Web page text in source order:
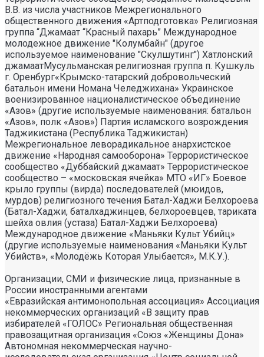
В.В. из числа участников Межрегионального
общественного движения «Артподготовка» Религиозная
группа “Джамаат “Красный пахарь” Международное
молодежное движение "Колумбайн" (другое
используемое наименование "Скулшутинг") Хатлонский
джамаатМусульманская религиозная группа п. Кушкуль
г. Оренбург«Крымско-татарский добровольческий
батальон имени Номана Челеджихана» Украинское
военизированное националистическое объединение
«Азов» (другие используемые наименования: батальон
«Азов», полк «Азов») Партия исламского возрождения
Таджикистана (Республика Таджикистан)
Межрегиональное леворадикальное анархистское
движение «Народная самооборона» Террористическое
сообщество «Дуббайский джамаат» Террористическое
сообщество – «московская ячейка» МТО «ИГ» Боевое
крыло группы (вирда) последователей (мюидов,
мурдов) религиозного течения Батал-Хаджи Белхороева
(Батал-Хаджи, баталхаджинцев, белхороевцев, тариката
шейха овлия (устаза) Батал-Хаджи Белхороева)
Международное движение «Маньяки Культ Убийц»
(другие используемые наименования «Маньяки Культ
Убийств», «Молодёжь Которая Улыбается», М.К.У.).
Организации, СМИ и физические лица, признанные в
России иностранными агентами
«Евразийская антимонопольная ассоциация» Ассоциация некоммерческих организаций «В защиту прав избирателей «ГОЛОС» Региональная общественная правозащитная организация «Союз «Женщины Дона» Автономная некоммерческая научно- исследовательская организация «Центр социальной политики и гендерных исследований» Региональная общественная организация в защиту демократических прав и свобод «ГОЛОС» Некоммерческая организация Фонд «Костромской центр поддержки общественных инициатив» Калининградская региональная общественная организация «Экозащита!-Женсовет» Фонд содействия защите прав и свобод граждан «Общественный вердикт» Межрегиональная общественная организация Правозащитный Центр «Мемориал» Автономная некоммерческая организация «Юристы за конституционные права и свободы» Межрегиональная Ассоциация правозащитных общественных объединений «Правозащитная ассоциация» Санкт-Петербургская региональная общественная правозащитная организация «Солдатские матери Санкт-Петербурга» Фонд «Институт Развития Свободы Информации» Автономная некоммерческая организация «Научный центр международных исследований «ПИР» Ассоциация «Партнерство для развития» (Саратовская региональная общественная благотворительная организация) Частное учреждение «Информационное агентство МЕМО. РУ» Некоммерческое партнерство «Институт региональной прессы» Автономная некоммерческая организация «Московская школа гражданского просвещения» Архангельская региональная общественная организация социально- психологической и правовой помощи лесбиянкам, геям, бисексуалам и трансгендерам (ЛГБТ) «Ракурс» Карачаево-Черкесская Республиканская молодежная общественная организация «Союз молодых политологов» Общероссийское общественное движение защиты прав человека «За права человека» Краснодарская краевая общественная организация выпускников вузов Калининградская региональная общественная организация «Правозащитный центр» Региональная общественная организация «Общественная комиссия по сохранению наследия академика Сахарова» Санкт-Петербургская правозащитная общественная организация «Лига избирательниц» Фонд поддержки свободы прессы Санкт-Петербургская общественная правозащитная организация «Гражданский контроль» Автономная некоммерческая организация информационных и правовых услуг «Ресурсный правозащитный центр» Межрегиональная общественная правозащитная организация «Человек и Закон» Автономная некоммерческая организация «Центр социального проектирования «Возрождение» Межрегиональная общественная организация «Информационно- просветительский центр «Мемориал» Межрегиональная общественная организация «Комитет против пыток» «Частное учреждение в Санкт- Петербурге по административной поддержке реализации программ и проектов Совета Министров северных стран» Автономная некоммерческая правозащитная организация «Молодежный центр консультации и тренинга» Еврейское областное региональное отделение Общероссийской общественной организации «Муниципальная Академия» Некоммерческое партнерство «Институт развития прессы-Сибирь» Мурманская региональная общественная организация «Центр социально-психологической помощи и правовой поддержки жертв дискриминации и гомофобии «Максимум» Межрегиональный общественный фонд содействия развитию гражданского общества «ГОЛОС – Поволжье» Межрегиональная благотворительная общественная организация «Сибирский экологический центр» Фонд «Центр гражданского анализа и независимых исследований «ГРАНИ» Городская общественная организация «Самарский центр гендерных исследований» Региональный Фонд «Центр Защиты Прав Средств Массовой Информации» Челябинский региональный благотворительный общественный фонд «За природу» Челябинское региональное экологическое общественное движение «За природу» Общественное региональное движение «Новгородский Женский Парламент» Самарская региональная общественная организация содействия гармонизации межнациональных отношений «АЗЕРБАЙДЖАН» Мурманская региональная молодежная общественная организация «Гуманистическое движение молодежи» Мурманская региональная общественная экологическая организация «Беллона-Мурманск» Частное учреждение дополнительного профессионального образования «Учебный центр экологии и безопасности» Фонд поддержки социальных проектов «Миграция XXI век» Ростовская городская общественная организация «ЭКО-ЛОГИКА» Автономная некоммерческая организация «Центр антикоррупционных исследований и инициатив «Трансперенси Интернешнл-Р» Озерская городская социально- экологическая общественная организация «Планета надежд» Новосибирский областной общественный фонд «Фонд защиты прав потребителей» Региональная общественная благотворительная организация помощи беженцам и мигрантам «Гражданское содействие» Фонд поддержки расследовательской журналистики – Фонд 19/29 Калининградская региональная общественная организация информационно-правовых программ «Женская лига» Автономная некоммерческая организация «Мемориальный центр истории политических репрессий «Пермь-36» Ассоциация «Экспертно-правовое партнерство «Союз» Некоммерческое партнерство «Клуб бухгалтеров и аудиторов некоммерческих организаций» «Частное учреждение в Калининграде по административной поддержке реализации программ и проектов Совета Министров северных стран» Межрегиональная благотворительная общественная организация «Центр развития некоммерческих организаций» Негосударственное образовательное учреждение дополнительного профессионального образования (повышение квалификации) специалистов «АКАДЕМИЯ ПО ПРАВАМ ЧЕЛОВЕКА» Свердловская региональная общественная организация «Сутяжник» Нижегородская региональная общественная организация «Экологический центр «Дронт» ФОНД НЕКОММЕРЧЕСКИХ ПРОГРАММ ДМИТРИЯ ЗИМИНА «ДИНАСТИЯ» НЕКОММЕРЧЕСКАЯ ОРГАНИЗАЦИЯ НАУЧНЫЙ ФОНД ТЕОРЕТИЧЕСКИХ И ПРИКЛАДНЫХ ИССЛЕДОВАНИЙ «ЛИБЕРАЛЬНАЯ МИССИЯ» Территориальное объединение работодателей «Ефремовский районный союз промышленников и предпринимателей» Региональная общественная организация «Центр независимых исследователей Республики Алтай» ФОНД "СИБИРСКИЙ ЦЕНТР ПОДДЕРЖКИ ОБЩЕСТВЕННЫХ ИНИЦИАТИВ" РЕСПУБЛИКАНСКАЯ МОЛОДЕЖНАЯ ОБЩЕСТВЕННАЯ ОРГАНИЗАЦИЯ «НУОРИ КАРЬЯЛА» («МОЛОДАЯ КАРЕЛИЯ) МЕЖРЕГИОНАЛЬНЫЙ ОБЩЕСТВЕННЫЙ ФОНД МИРА НА ЮГЕ И СЕВЕРНОМ КАВКАЗЕ Автономная некоммерческая организация «Центр независимых социологических исследований» Автономная некоммерческая организация «Центр информации «ФРИИНФОРМ» Региональная общественная организация содействия охране репродуктивного здоровья граждан «Народонаселение и Развитие» Алтайская краевая общественная организация «Геблеровское экологическое общество» АССОЦИАЦИЯ «СОДЕЙСТВИЕ В ПРАВОВОЙ ЗАЩИТЕ НАСЕЛЕНИЯ «ПРАВОВАЯ ОСНОВА» Межрегиональная общественная организация «Северная природоохранная коалиция» КОМИ РЕГИОНАЛЬНАЯ ОБЩЕСТВЕННАЯ ОРГАНИЗАЦИЯ «КОМИССИЯ ПО ЗАЩИТЕ ПРАВ ЧЕЛОВЕКА «МЕМОРИАЛ» Алтайский краевой эколого- культурный общественный фонд «Алтай-21век» МЕЖРЕГИОНАЛЬНЫЙ ОБЩЕСТВЕННЫЙ ФОНД СОДЕЙСТВИЯ РАЗВИТИЮ ГРАЖДАНСКОГО ОБЩЕСТВА «ГОЛОС – УРАЛ» ФОНД ПОДДЕРЖКИ СРЕДСТВ МАССОВОЙ ИНФОРМАЦИИ «СРЕДА» Нижегородская областная социально- экологическая общественная организация «Зеленый мир» ФОНД «ГРАЖДАНСКОЕ ДЕЙСТВИЕ» Некоммерческое партнерство «Альянс фондов местных сообществ Пермского края» Кабардино-Балкарский республиканский общественный правозащитный центр Региональное отделение Общероссийского общественного движения «За права человека» ЧЕЧЕНСКАЯ РЕГИОНАЛЬНАЯ ОБЩЕСТВЕННАЯ ОРГАНИЗАЦИЯ «ПРАВОЗАЩИТНЫЙ ЦЕНТР ЧЕЧЕНСКОЙ РЕСПУБЛИКИ» Межрегиональный общественный экологический фонд «ИСАР-СИБИРЬ» ОБЩЕСТВЕННАЯ ОРГАНИЗАЦИЯ «ПЕРМСКИЙ РЕГИОНАЛЬНЫЙ ПРАВОЗАЩИТНЫЙ ЦЕНТР» Региональная общественная организация по улучшению качества жизни общества «Сибирская линия жизни» Фонд в поддержку демократии «ГОЛОС» Региональная общественная организация «Еврейский общинный культурный центр Рязанской области «Хесед-Тшува» Региональная общественная организация «Экологическая вахта Сахалина» Региональная общественная организация «Экологическая вахта Сахалина» Автономная некоммерческая организация «Информационно- исследовательский центр «Ясавэй Манзара» Межрегиональная общественная благотворительная организация «Общество защиты прав потребителей и охраны окружающей среды «ПРИНЦИПЪ» Автономная некоммерческая организация «Дальневосточный центр развития гражданских инициатив и социального партнерства» Союз общественных объединений «Российский исследовательский центр по правам человека» Фонд содействия развитию гражданского общества и правам человека «Женщины Дона» Красноярское региональное экологическое общественное движение «Друзья сибирских лесов» Омская городская общественная организация «Фотоклуб «Со-бытие» Региональное общественное учреждение научно-информационный центр «МЕМОРИАЛ» Иркутская региональная общественная организация «Байкальская Экологическая Волна» Некоммерческая организация «Фонд защиты гласности» Автономная некоммерческая организация «Институт прав человека» Межрегиональная общественная организация «Центр содействия коренным малочисленным народам Севера» Местная общественная благотворительная экологическая организация Зеленый Мир Автономная некоммерческая организация «Правозащитная организация «МАШР» Калининградская региональная общественная организация содействия развитию женского сообщества «Мир женщины» Региональная общественная организация «Информационно- исследовательский центр «Панорама» Забайкальское краевое общественное учреждение «Общественный экологический центр «Даурия» Городская общественная организация «Екатеринбургское общество «МЕМОРИАЛ» Межрегиональная общественная организация «Комитет по предотвращению пыток» Межрегиональная общественная организация «Бюро общественных расследований» Нижегородская региональная общественная организация «Институт прогнозирования и урегулирования политических конфликтов» Городская общественная организация «Рязанское историко- просветительское и правозащитное общество «Мемориал» (Рязанский Мемориал) Санкт-Петербургская общественная организация «Общество содействия социальной защите граждан «Петербургская ЭГИДА» Челябинский региональный орган общественной самодеятельности